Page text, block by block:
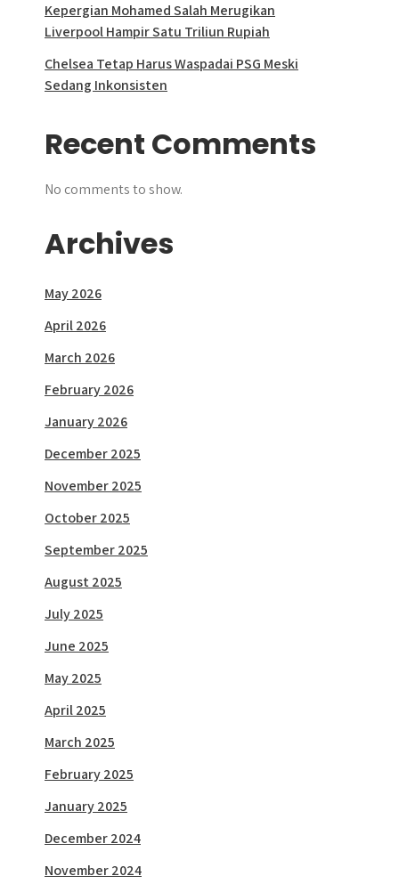
Kepergian Mohamed Salah Merugikan
Liverpool Hampir Satu Triliun Rupiah
Chelsea Tetap Harus Waspadai PSG Meski
Sedang Inkonsisten
Recent Comments
No comments to show.
Archives
May 2026
April 2026
March 2026
February 2026
January 2026
December 2025
November 2025
October 2025
September 2025
August 2025
July 2025
June 2025
May 2025
April 2025
March 2025
February 2025
January 2025
December 2024
November 2024